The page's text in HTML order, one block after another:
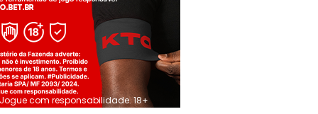
Jogue com responsabilidade. 18+